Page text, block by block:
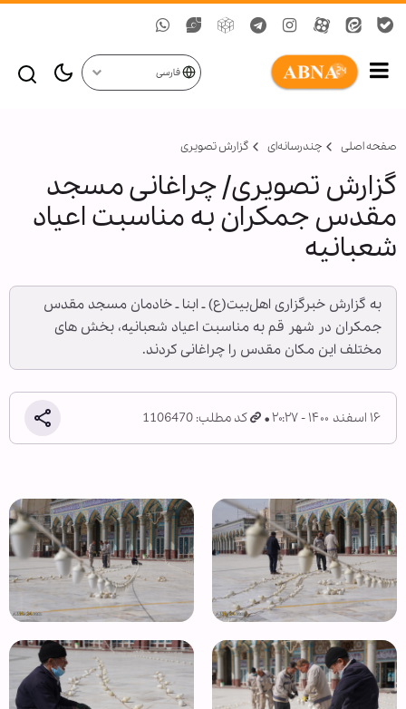
فارسی
صفحه اصلی چندرسانه‌ای گزارش تصويری
گزارش تصویری/ چراغانی مسجد
مقدس جمکران به مناسبت اعیاد
شعبانیه
به گزارش خبرگزاری اهل‌بیت(ع) ـ ابنا ـ خادمان مسجد مقدس
جمکران در شهر قم به مناسبت اعیاد شعبانیه، بخش های
مختلف این مکان مقدس را چراغانی کردند.
۱۶ اسفند ۱۴۰۰ - ۲۰:۲۷ کد مطلب: 1106470